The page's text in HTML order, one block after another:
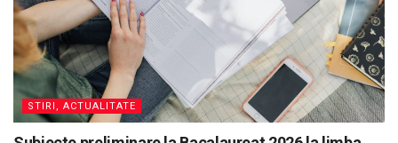
STIRI, ACTUALITATE